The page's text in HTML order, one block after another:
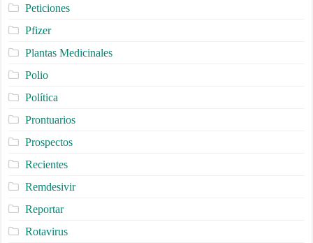
Peticiones
Pfizer
Plantas Medicinales
Polio
Política
Prontuarios
Prospectos
Recientes
Remdesivir
Reportar
Rotavirus